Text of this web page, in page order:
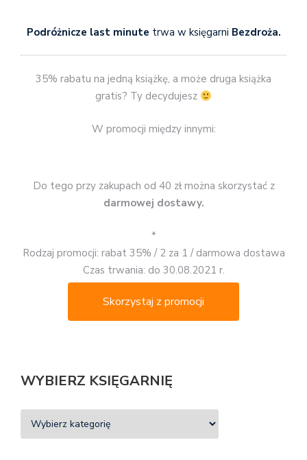
Podróżnicze last minute trwa w księgarni Bezdroża.
35% rabatu na jedną książkę, a może druga książka
gratis? Ty decydujesz
W promocji między innymi:
Do tego przy zakupach od 40 zł można skorzystać z
darmowej dostawy.
*
Rodzaj promocji: rabat 35% / 2 za 1 / darmowa dostawa
Czas trwania: do 30.08.2021 r.
Skorzystaj z promocji
WYBIERZ KSIĘGARNIĘ